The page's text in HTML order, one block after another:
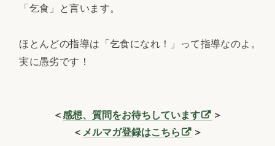
「乞食」と言います。
ほとんどの指導は「乞食になれ！」って指導なのよ。
実に愚劣です！
＜感想、質問をお待ちしています
＞
＜ メルマガ登録はこちら ＞